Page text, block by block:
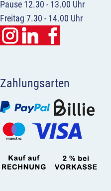
Pause 12.30 - 13.00 Uhr
Freitag 7.30 - 14.00 Uhr
Zahlungsarten